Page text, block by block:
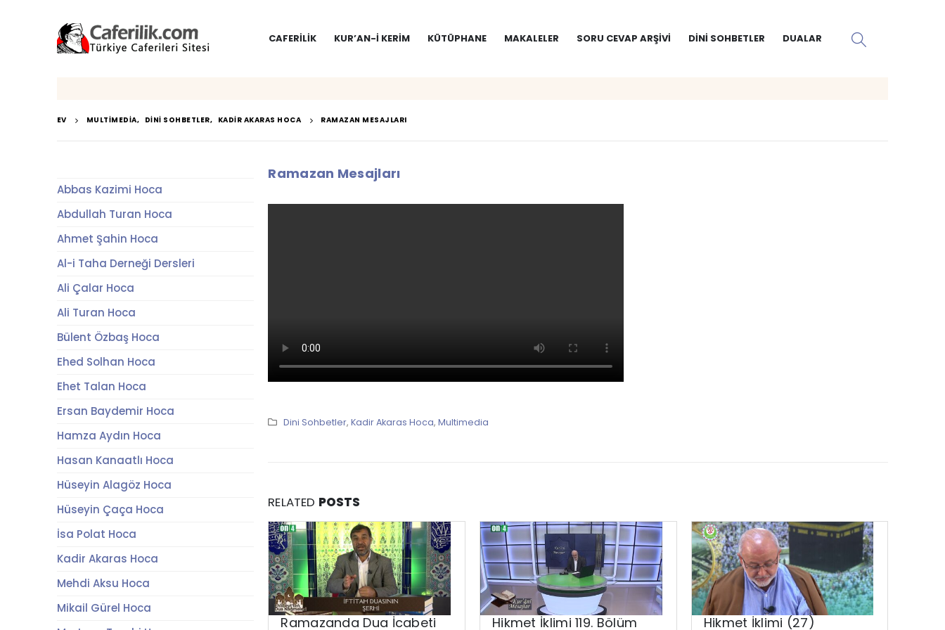
CAFERILIK KUR’AN-I KERIM KÜTÜPHANE MAKALELER SORU CEVAP ARŞIVI DINI SOHBETLER DUALAR
EV MULTIMEDIA, DINI SOHBETLER, KADIR AKARAS HOCA RAMAZAN MESAJLARI
Ramazan Mesajları
Dini Sohbetler, Kadir Akaras Hoca, Multimedia
RELATED POSTS
Ramazanda Dua İcabeti
Hikmet İklimi 119. Bölüm
Hikmet İklimi (27)
Abbas Kazimi Hoca
Abdullah Turan Hoca
Ahmet Şahin Hoca
Al-i Taha Derneği Dersleri
Ali Çalar Hoca
Ali Turan Hoca
Bülent Özbaş Hoca
Ehed Solhan Hoca
Ehet Talan Hoca
Ersan Baydemir Hoca
Hamza Aydın Hoca
Hasan Kanaatlı Hoca
Hüseyin Alagöz Hoca
Hüseyin Çaça Hoca
İsa Polat Hoca
Kadir Akaras Hoca
Mehdi Aksu Hoca
Mikail Gürel Hoca